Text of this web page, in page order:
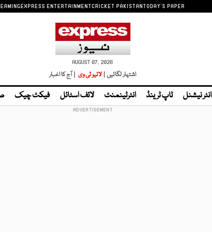
EXPRESS ENTERTAINMENTCRICKET PAKISTANTODAY'S PAPER
AUGUST 07, 2026
اشتہار لگائیں | لائیو ٹی وی | آج کا اخبار
انٹر نیشنل ٹاپ ٹرینڈ انٹرٹینمنٹ لائف اسٹائل فیکٹ چیک